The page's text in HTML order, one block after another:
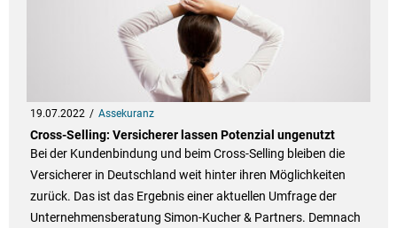
19.07.2022 Assekuranz
Cross-Selling: Versicherer lassen Potenzial ungenutzt
Bei der Kundenbindung und beim Cross-Selling bleiben die
Versicherer in Deutschland weit hinter ihren Möglichkeiten
zurück. Das ist das Ergebnis einer aktuellen Umfrage der
Unternehmensberatung Simon-Kucher & Partners. Demnach